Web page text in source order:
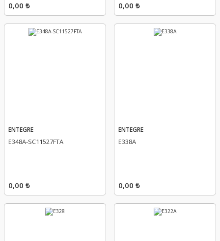
0,00 ₺ 0,00 ₺
ENTEGRE
E348A-SC11527FTA
0,00 ₺
ENTEGRE
E338A
0,00 ₺